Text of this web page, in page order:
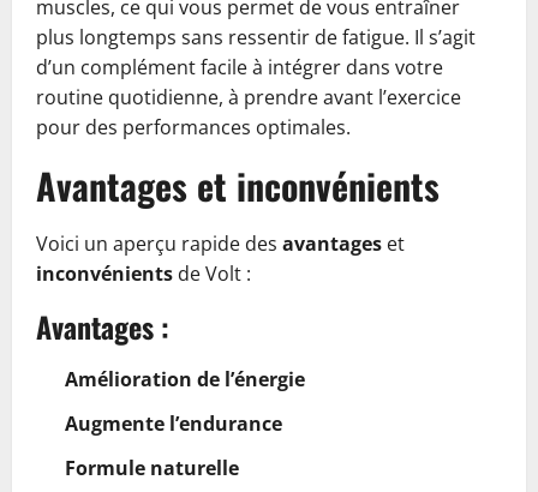
muscles, ce qui vous permet de vous entraîner
plus longtemps sans ressentir de fatigue. Il s’agit
d’un complément facile à intégrer dans votre
routine quotidienne, à prendre avant l’exercice
pour des performances optimales.
Avantages et inconvénients
Voici un aperçu rapide des avantages et
inconvénients de Volt :
Avantages :
Amélioration de l’énergie
Augmente l’endurance
Formule naturelle